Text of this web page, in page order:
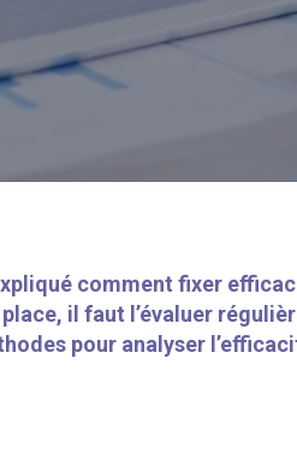
comment fixer
il faut l’évaluer
pour analyser